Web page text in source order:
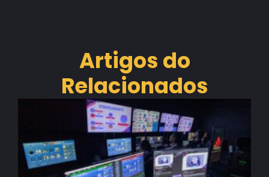
Artigos do
Relacionados